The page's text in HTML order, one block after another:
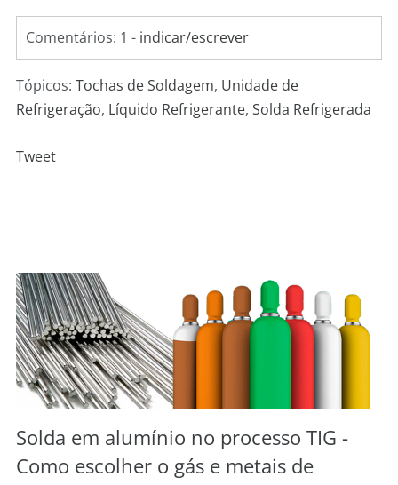
Comentários: 1 - indicar/escrever
Tópicos: Tochas de Soldagem, Unidade de
Refrigeração, Líquido Refrigerante, Solda Refrigerada
Tweet
Solda em alumínio no processo TIG -
Como escolher o gás e metais de